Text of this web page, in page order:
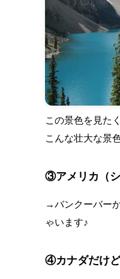
この景色を見た
こんな壮大な景
③アメリカ（シ
→バンクーバー
ゃいます♪
④カナダだけ